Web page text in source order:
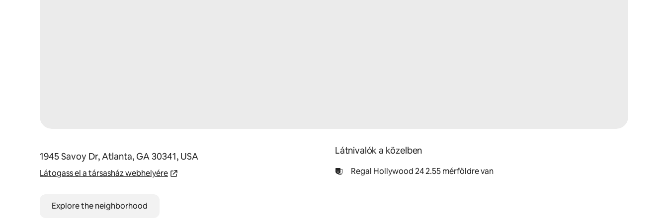
1945 Savoy Dr, Atlanta, GA 30341, USA
Látogass el a társasház webhelyére
Explore the neighborhood
Látnivalók a közelben
Regal Hollywood 24 2.55 mérföldre van